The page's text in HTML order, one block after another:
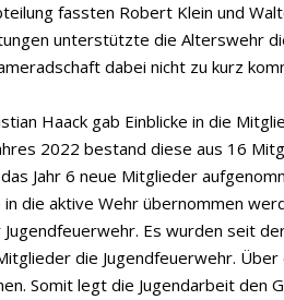
fassten Robert Klein und
unterstützte die Alterswehr
dabei nicht zu kurz
Haack gab Einblicke in die
2022 bestand diese aus 16
Jahr 6 neue Mitglieder
in die aktive Wehr übernommen
Es wurden seit
die Jugendfeuerwehr.
Somit legt die Jugendarbeit den